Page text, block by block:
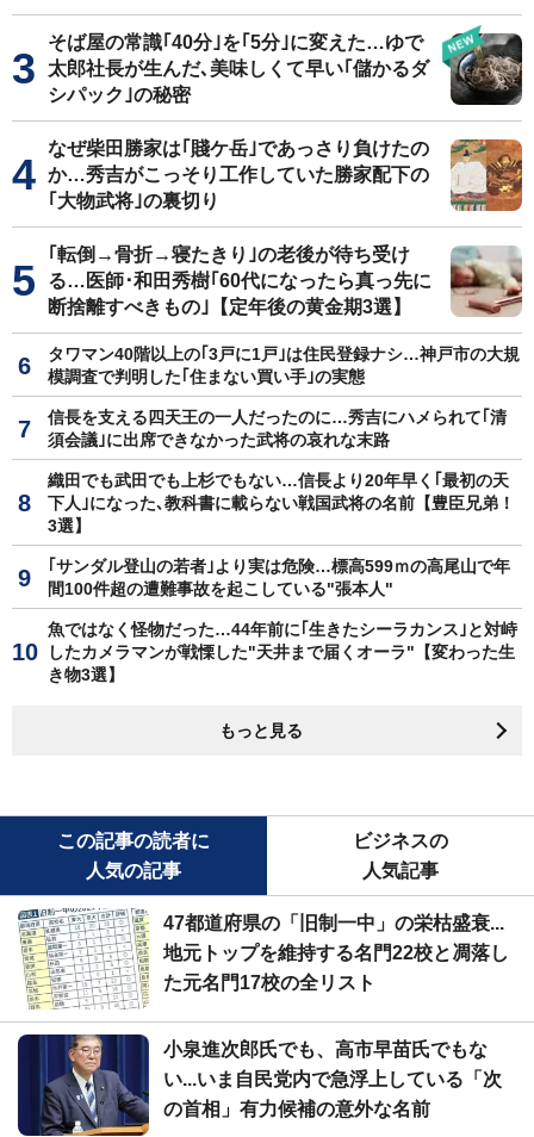
そば屋の常識｢40分｣を｢5分｣に変えた…ゆで
太郎社長が生んだ､美味しくて早い｢儲かるダ
シパック｣の秘密
なぜ柴田勝家は｢賤ケ岳｣であっさり負けたの
か…秀吉がこっそり工作していた勝家配下の
｢大物武将｣の裏切り
｢転倒→骨折→寝たきり｣の老後が待ち受け
る…医師･和田秀樹｢60代になったら真っ先に
断捨離すべきもの｣【定年後の黄金期3選】
タワマン40階以上の｢3戸に1戸｣は住民登録ナシ…神戸市の大規
模調査で判明した｢住まない買い手｣の実態
信長を支える四天王の一人だったのに…秀吉にハメられて｢清
須会議｣に出席できなかった武将の哀れな末路
織田でも武田でも上杉でもない…信長より20年早く｢最初の天
下人｣になった､教科書に載らない戦国武将の名前【豊臣兄弟！
3選】
｢サンダル登山の若者｣より実は危険…標高599ｍの高尾山で年
間100件超の遭難事故を起こしている"張本人"
魚ではなく怪物だった…44年前に｢生きたシーラカンス｣と対峙
したカメラマンが戦慄した"天井まで届くオーラ"【変わった生
き物3選】
もっと見る
この記事の読者に
人気の記事
ビジネスの
人気記事
47都道府県の「旧制一中」の栄枯盛衰...
地元トップを維持する名門22校と凋落し
た元名門17校の全リスト
小泉進次郎氏でも、高市早苗氏でもな
い...いま自民党内で急浮上している「次
の首相」有力候補の意外な名前